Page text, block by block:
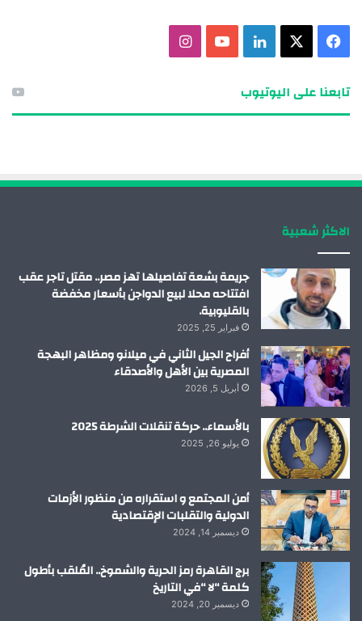
م
تابعنا على اليوتيوب
الاكثر شعبية
جريمة بشعة تفاصيلها تهز مصر.. مقتل تاجر عقب
افتتاحه محلا لبيع الدواجن بأسعار مخفضة
بالقليوبية.
فبراير 25, 2025
أفراح الجيل الثاني في ميلانو ومظاهر البهجة
المصرية بين الأهل والأصدقاء
أبريل 5, 2026
بالأسماء.. حركة تنقلات الشرطة 2025
يوليو 26, 2025
أمن المجتمع و استقراره من منظور الأزمات
الدولية والتقلبات الإقتصادية
ديسمبر 14, 2024
برج القاهرة رمز الحرية والشموخ.. المُلقب بأطول
كلمة “لا “في التاريخ
ديسمبر 20, 2024